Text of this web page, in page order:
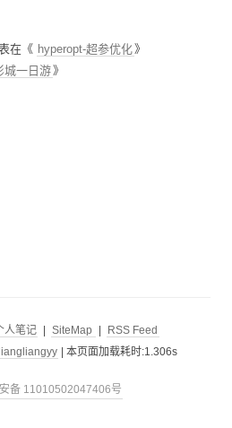
在《 hyperopt-超参优化 》
城一日游》
人笔记 SiteMap
RSS Feed
liangliangyy |本页面加载耗时:1.306s
备 11010502047406号